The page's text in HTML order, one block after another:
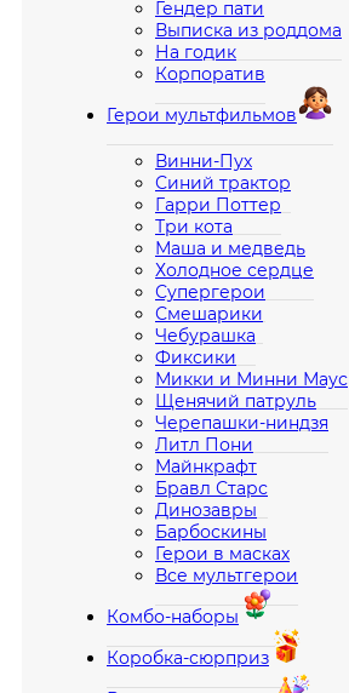
Гендер пати
Выписка из роддома
На годик
Корпоратив
Герои мультфильмов
Винни-Пух
Синий трактор
Гарри Поттер
Три кота
Маша и медведь
Холодное сердце
Супергерои
Смешарики
Чебурашка
Фиксики
Микки и Минни Маус
Щенячий патруль
Черепашки-ниндзя
Литл Пони
Майнкрафт
Бравл Старс
Динозавры
Барбоскины
Герои в масках
Все мультгерои
Комбо-наборы
Коробка-сюрприз